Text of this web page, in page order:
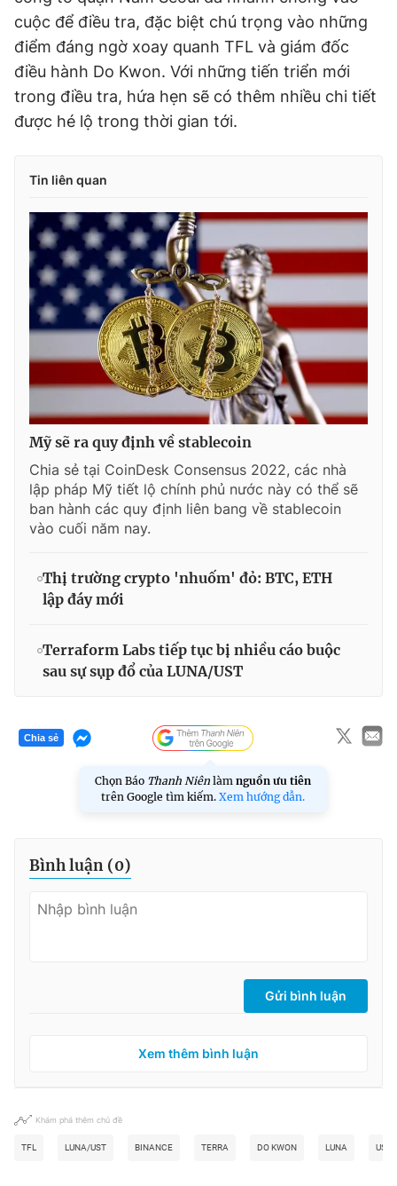
cuộc để điều tra, đặc biệt chú trọng vào những
điểm đáng ngờ xoay quanh TFL và giám đốc
điều hành Do Kwon. Với những tiến triển mới
trong điều tra, hứa hẹn sẽ có thêm nhiều chi tiết
được hé lộ trong thời gian tới.
Tin liên quan
Mỹ sẽ ra quy định về stablecoin
Chia sẻ tại CoinDesk Consensus 2022, các nhà
lập pháp Mỹ tiết lộ chính phủ nước này có thể sẽ
ban hành các quy định liên bang về stablecoin
vào cuối năm nay.
Thị trường crypto 'nhuốm' đỏ: BTC, ETH
lập đáy mới
Terraform Labs tiếp tục bị nhiều cáo buộc
sau sự sụp đổ của LUNA/UST
Chia sẻ
Chọn Báo Thanh Niên làm nguồn ưu tiên
trên Google tìm kiếm. Xem hướng dẫn.
Bình luận (0)
Gửi bình luận
Xem thêm bình luận
Khám phá thêm chủ đề
TFL LUNA/UST BINANCE TERRA DO KWON LUNA UST